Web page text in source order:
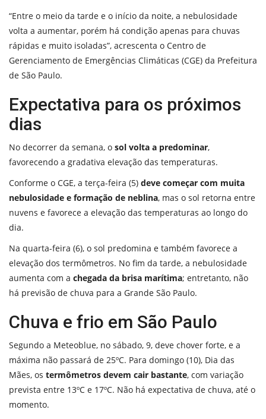
“Entre o meio da tarde e o início da noite, a nebulosidade
volta a aumentar, porém há condição apenas para chuvas
rápidas e muito isoladas”, acrescenta o Centro de
Gerenciamento de Emergências Climáticas (CGE) da Prefeitura
de São Paulo.
Expectativa para os próximos
dias
No decorrer da semana, o sol volta a predominar,
favorecendo a gradativa elevação das temperaturas.
Conforme o CGE, a terça-feira (5) deve começar com muita
nebulosidade e formação de neblina, mas o sol retorna entre
nuvens e favorece a elevação das temperaturas ao longo do
dia.
Na quarta-feira (6), o sol predomina e também favorece a
elevação dos termômetros. No fim da tarde, a nebulosidade
aumenta com a chegada da brisa marítima; entretanto, não
há previsão de chuva para a Grande São Paulo.
Chuva e frio em São Paulo
Segundo a Meteoblue, no sábado, 9, deve chover forte, e a
máxima não passará de 25ºC. Para domingo (10), Dia das
Mães, os termômetros devem cair bastante, com variação
prevista entre 13ºC e 17ºC. Não há expectativa de chuva, até o
momento.